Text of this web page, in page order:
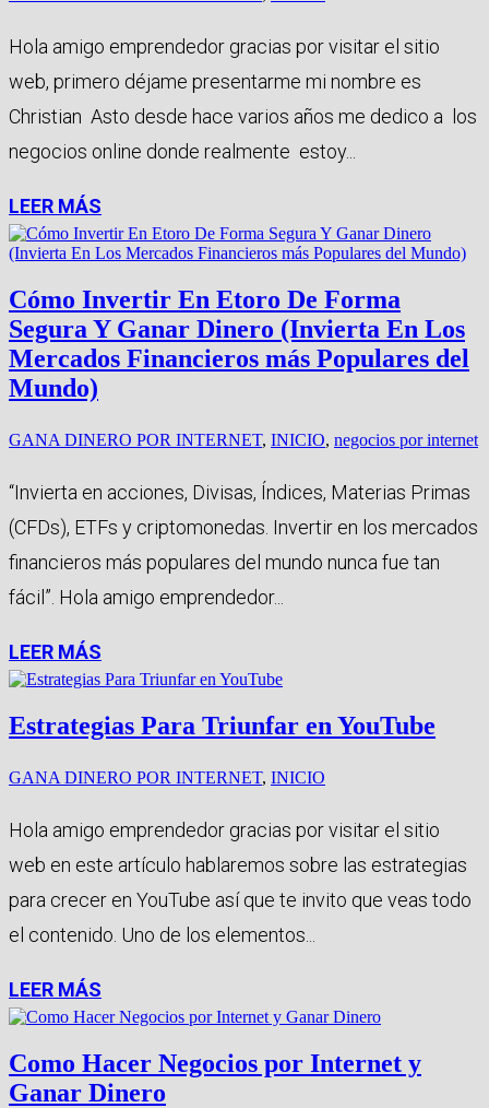
Hola amigo emprendedor gracias por visitar el sitio
web, primero déjame presentarme mi nombre es
Christian Asto desde hace varios años me dedico a los
negocios online donde realmente estoy...
LEER MÁS
Cómo Invertir En Etoro De Forma
Segura Y Ganar Dinero (Invierta En Los
Mercados Financieros más Populares del
Mundo)
GANA DINERO POR INTERNET, INICIO, negocios por internet
“Invierta en acciones, Divisas, Índices, Materias Primas
(CFDs), ETFs y criptomonedas. Invertir en los mercados
financieros más populares del mundo nunca fue tan
fácil”. Hola amigo emprendedor...
LEER MÁS
Estrategias Para Triunfar en YouTube
GANA DINERO POR INTERNET, INICIO
Hola amigo emprendedor gracias por visitar el sitio
web en este artículo hablaremos sobre las estrategias
para crecer en YouTube así que te invito que veas todo
el contenido. Uno de los elementos...
LEER MÁS
Como Hacer Negocios por Internet y
Ganar Dinero